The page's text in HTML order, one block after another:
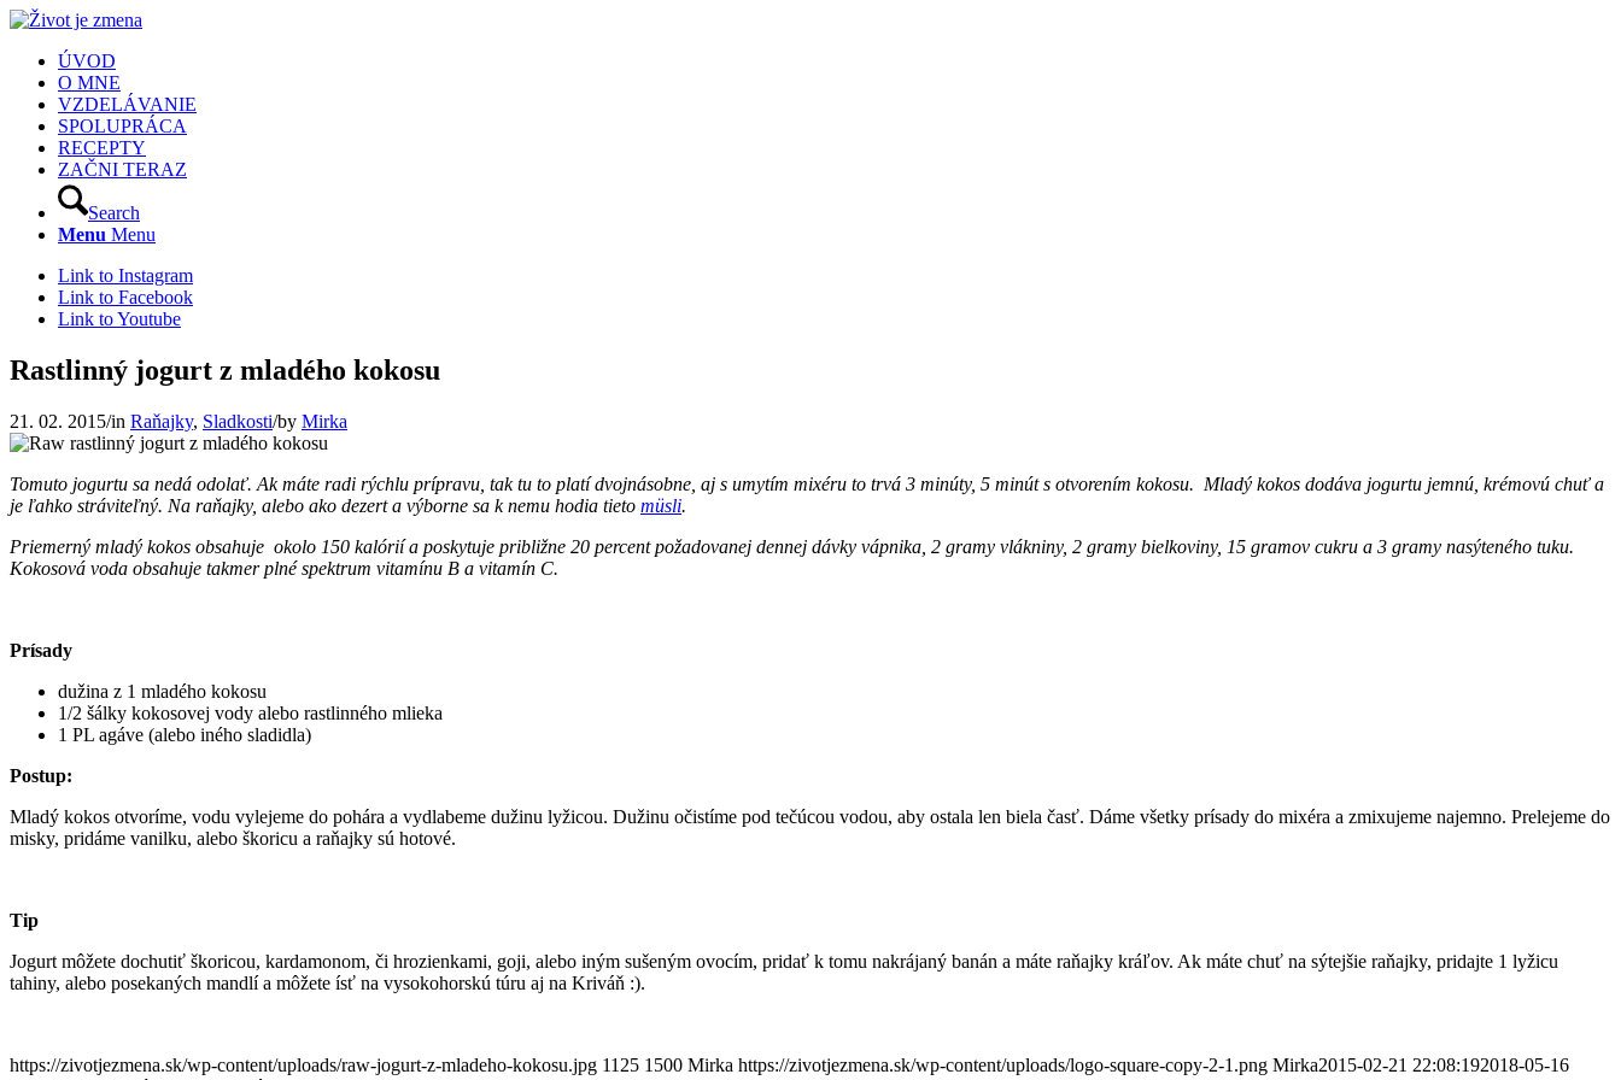
ÚVOD
O MNE
VZDELÁVANIE
SPOLUPRÁCA
RECEPTY
ZAČNI TERAZ
Search
Menu Menu
Link to Instagram
Link to Facebook
Link to Youtube
Rastlinný jogurt z mladého kokosu
21. 02. 2015/in Raňajky, Sladkosti/by Mirka
Tomuto jogurtu sa nedá odolať. Ak máte radi rýchlu prípravu, tak tu to platí dvojnásobne, aj s umytím mixéru to trvá 3 minúty, 5 minút s otvorením kokosu. Mladý kokos dodáva jogurtu jemnú, krémovú chuť a
je ľahko stráviteľný. Na raňajky, alebo ako dezert a výborne sa k nemu hodia tieto müsli.
Priemerný mladý kokos obsahuje okolo 150 kalórií a poskytuje približne 20 percent požadovanej dennej dávky vápnika, 2 gramy vlákniny, 2 gramy bielkoviny, 15 gramov cukru a 3 gramy nasýteného tuku.
Kokosová voda obsahuje takmer plné spektrum vitamínu B a vitamín C.
Prísady
dužina z 1 mladého kokosu
1/2 šálky kokosovej vody alebo rastlinného mlieka
1 PL agáve (alebo iného sladidla)
Postup:
Mladý kokos otvoríme, vodu vylejeme do pohára a vydlabeme dužinu lyžicou. Dužinu očistíme pod tečúcou vodou, aby ostala len biela časť. Dáme všetky prísady do mixéra a zmixujeme najemno. Prelejeme do
misky, pridáme vanilku, alebo škoricu a raňajky sú hotové.
Tip
Jogurt môžete dochutiť škoricou, kardamonom, či hrozienkami, goji, alebo iným sušeným ovocím, pridať k tomu nakrájaný banán a máte raňajky kráľov. Ak máte chuť na sýtejšie raňajky, pridajte 1 lyžicu
tahiny, alebo posekaných mandlí a môžete ísť na vysokohorskú túru aj na Kriváň :).
https://zivotjezmena.sk/wp-content/uploads/raw-jogurt-z-mladeho-kokosu.jpg 1125 1500 Mirka https://zivotjezmena.sk/wp-content/uploads/logo-square-copy-2-1.png Mirka2015-02-21 22:08:192018-05-16